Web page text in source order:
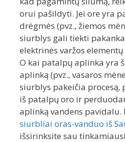
orui pašildyti. Jei ore yra
drėgmės (pvz., žiemos
siurblys gali tiekti
elektrinės varžos
O kai patalpų aplinka yra
aplinką (pvz., vasaros
siurblys pakeičia procesą,
iš patalpų oro ir
aplinką vandens pavidalu.
siurbliai oras-vanduo iš
išsirinksite sau